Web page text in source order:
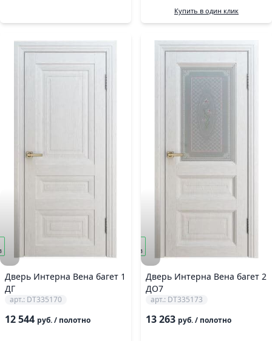
Купить в один клик
Дверь Интерна Вена багет 1
ДГ
арт.: DT335170
12 544 руб./ полотно
Дверь Интерна Вена багет 2
ДО7
арт.: DT335173
13 263 руб./ полотно
заказ